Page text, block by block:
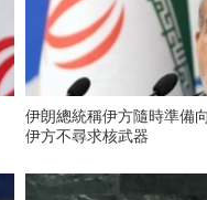
伊朗總統稱伊方隨時準備
伊方不尋求核武器